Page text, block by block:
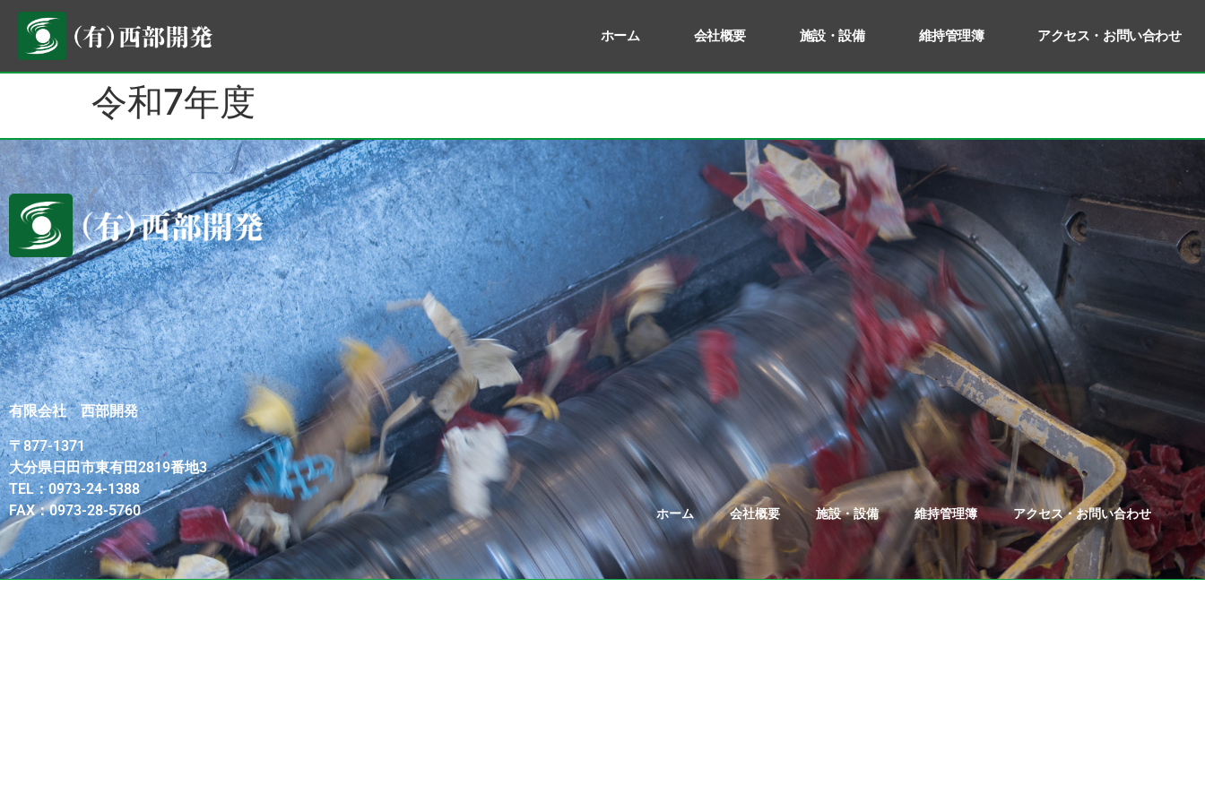
ホーム 会社概要 施設・設備 維持管理簿 アクセス・お問い合わせ
令和7年度
有限会社 西部開発
〒877-1371
大分県日田市東有田2819番地3
TEL：0973-24-1388
FAX：0973-28-5760
ホーム 会社概要 施設・設備 維持管理簿 アクセス・お問い合わせ